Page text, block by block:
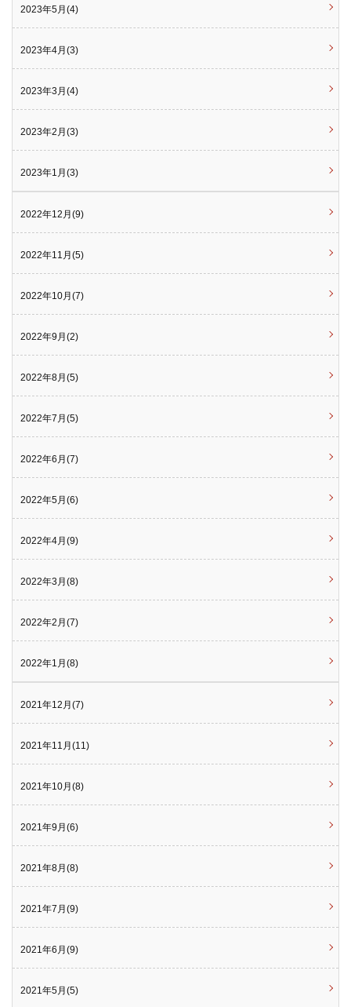
2023年5月(4)
2023年4月(3)
2023年3月(4)
2023年2月(3)
2023年1月(3)
2022年12月(9)
2022年11月(5)
2022年10月(7)
2022年9月(2)
2022年8月(5)
2022年7月(5)
2022年6月(7)
2022年5月(6)
2022年4月(9)
2022年3月(8)
2022年2月(7)
2022年1月(8)
2021年12月(7)
2021年11月(11)
2021年10月(8)
2021年9月(6)
2021年8月(8)
2021年7月(9)
2021年6月(9)
2021年5月(5)